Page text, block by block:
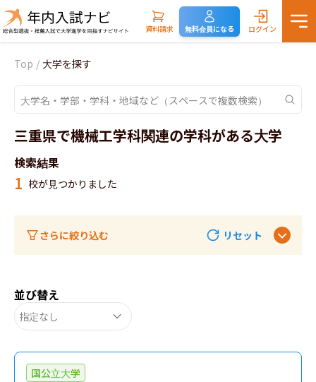
資料請求 無料会員になる ログイン
Top / 大学を探す
三重県で機械工学科関連の学科がある大学
検索結果
1 校が見つかりました
さらに絞り込む リセット
並び替え
指定なし
国公立大学